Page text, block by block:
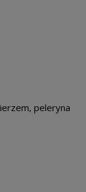
peleryna